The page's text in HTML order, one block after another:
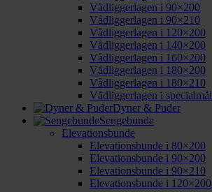
Vådliggerlagen i 90×200
Vådliggerlagen i 90×210
Vådliggerlagen i 120×200
Vådliggerlagen i 140×200
Vådliggerlagen i 160×200
Vådliggerlagen i 180×200
Vådliggerlagen i 180×210
Vådliggerlagen i specialmål
Dyner & Puder
Sengebunde
Elevationsbunde
Elevationsbunde i 80×200
Elevationsbunde i 90×200
Elevationsbunde i 90×210
Elevationsbunde i 120×200